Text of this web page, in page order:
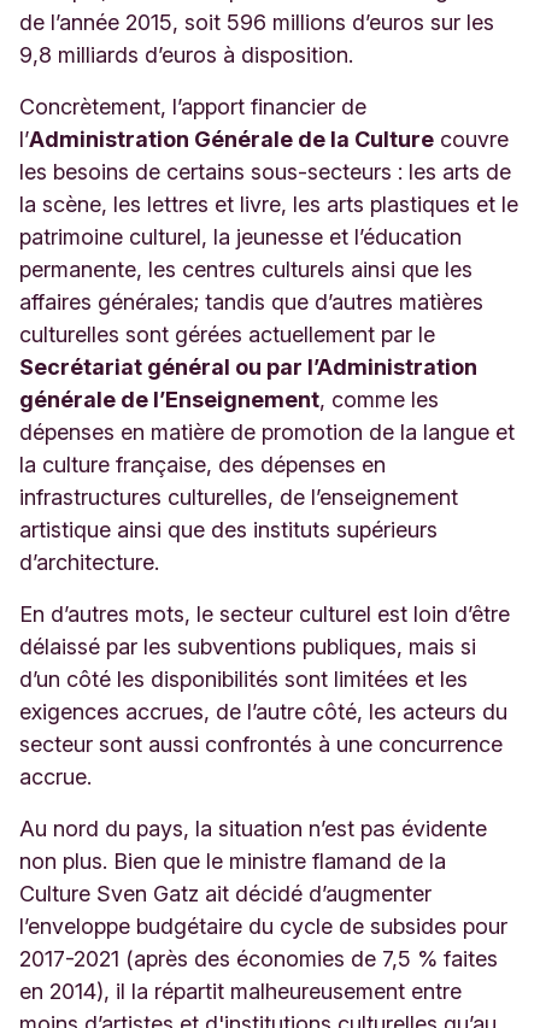
de l’année 2015, soit 596 millions d’euros sur les
9,8 milliards d’euros à disposition.
Concrètement, l’apport financier de
l’Administration Générale de la Culture couvre
les besoins de certains sous-secteurs : les arts de
la scène, les lettres et livre, les arts plastiques et le
patrimoine culturel, la jeunesse et l’éducation
permanente, les centres culturels ainsi que les
affaires générales; tandis que d’autres matières
culturelles sont gérées actuellement par le
Secrétariat général ou par l’Administration
générale de l’Enseignement, comme les
dépenses en matière de promotion de la langue et
la culture française, des dépenses en
infrastructures culturelles, de l’enseignement
artistique ainsi que des instituts supérieurs
d’architecture.
En d’autres mots, le secteur culturel est loin d’être
délaissé par les subventions publiques, mais si
d’un côté les disponibilités sont limitées et les
exigences accrues, de l’autre côté, les acteurs du
secteur sont aussi confrontés à une concurrence
accrue.
Au nord du pays, la situation n’est pas évidente
non plus. Bien que le ministre flamand de la
Culture Sven Gatz ait décidé d’augmenter
l’enveloppe budgétaire du cycle de subsides pour
2017-2021 (après des économies de 7,5 % faites
en 2014), il la répartit malheureusement entre